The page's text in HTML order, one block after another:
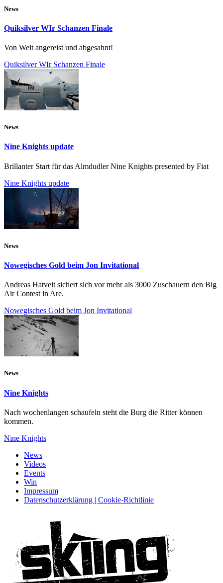
News
Quiksilver WIr Schanzen Finale
Von Weit angereist und abgesahnt!
Quiksilver WIr Schanzen Finale
News
Nine Knights update
Brillanter Start für das Almdudler Nine Knights presented by Fiat
Nine Knights update
News
Nowegisches Gold beim Jon Invitational
Andreas Hatveit sichert sich vor mehr als 3000 Zuschauern den Big
Air Contest in Are.
Nowegisches Gold beim Jon Invitational
News
Nine Knights
Nach wochenlangen schaufeln steht die Burg die Ritter können
kommen.
Nine Knights
News
Videos
Events
Win
Impressum
Datenschutzerklärung | Cookie-Richtlinie